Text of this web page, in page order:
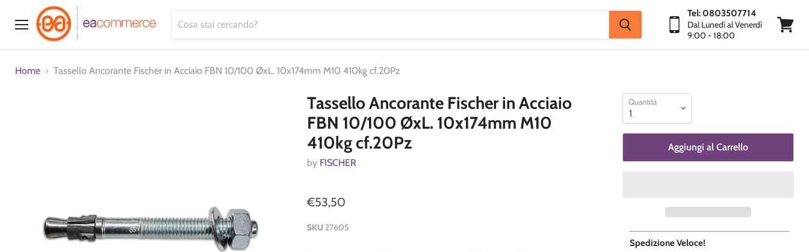
Menu
Tel: 0803507714
Dal Lunedì al Venerdì
9:00 - 18:00
Home Tassello Ancorante Fischer in Acciaio FBN 10/100 ØxL. 10x174mm M10 410kg cf.20Pz
Tassello Ancorante Fischer in Acciaio
FBN 10/100 ØxL. 10x174mm M10
410kg cf.20Pz
by FISCHER
€53,50
SKU 27605
Quantità
Aggiungi al Carrello
Spedizione Veloce!